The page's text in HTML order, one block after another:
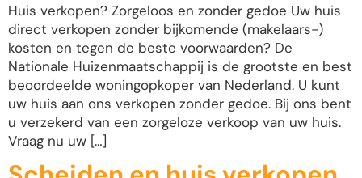
Huis verkopen? Zorgeloos en zonder gedoe Uw huis
direct verkopen zonder bijkomende (makelaars-)
kosten en tegen de beste voorwaarden? De
Nationale Huizenmaatschappij is de grootste en best
beoordeelde woningopkoper van Nederland. U kunt
uw huis aan ons verkopen zonder gedoe. Bij ons bent
u verzekerd van een zorgeloze verkoop van uw huis.
Vraag nu uw […]